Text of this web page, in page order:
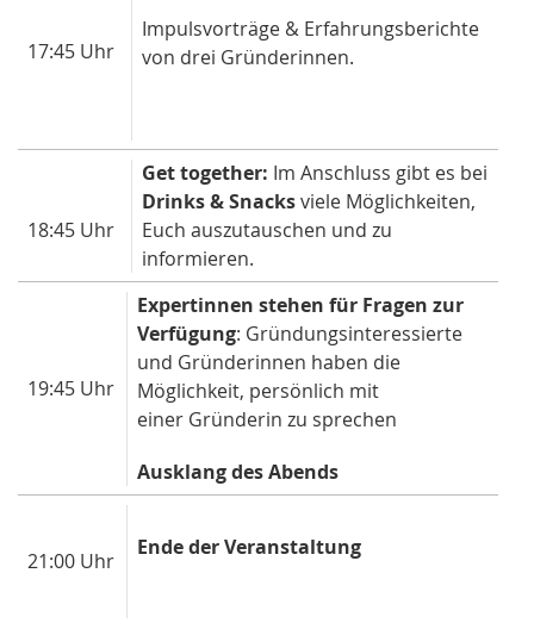
17:45 Uhr
Impulsvorträge & Erfahrungsberichte
von drei Gründerinnen.
18:45 Uhr
Get together: Im Anschluss gibt es bei
Drinks & Snacksviele Möglichkeiten,
Euch auszutauschen und zu
informieren.
19:45 Uhr
Expertinnen stehen für Fragen zur
Verfügung: Gründungsinteressierte
und Gründerinnen haben die
Möglichkeit, persönlich mit
einer Gründerin zu sprechen
Ausklang des Abends
21:00 Uhr
Ende der Veranstaltung